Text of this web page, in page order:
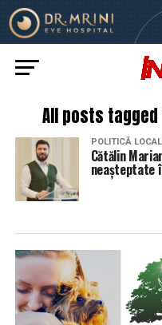
All posts tagged
POLITICĂ
Cătălin
neașteptate